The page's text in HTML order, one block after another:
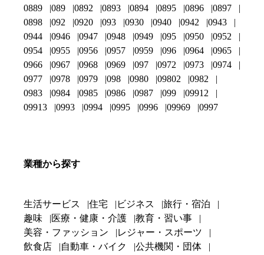
0889
089 0892 0893 0894 0895 0896
0897
0898
092 0920 093 0930 0940 0942
0943
0944
0946 0947 0948 0949 095 0950
0952
0954
0955 0956 0957 0959 096 0964
0965
0966
0967 0968 0969 097 0972 0973
0974
0977
0978 0979 098 0980 09802
0982
0983
0984 0985 0986 0987 099
09912
09913
0993 0994 0995 0996 09969 0997
業種から探す
生活サービス 住宅 ビジネス
旅行・宿泊
趣味
医療・健康・介護
教育・習い事
美容・ファッション
レジャー・スポーツ
飲食店
自動車・バイク
公共機関・団体